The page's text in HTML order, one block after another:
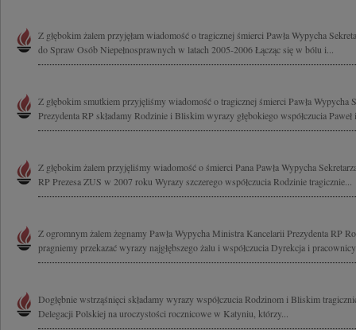
Z głębokim żalem przyjęłam wiadomość o tragicznej śmierci Pawła Wypycha
do Spraw Osób Niepełnosprawnych w latach 2005-2006 Łącząc się w bólu i...
Z głębokim smutkiem przyjęliśmy wiadomość o tragicznej śmierci Pawła Wypycha
Prezydenta RP składamy Rodzinie i Bliskim wyrazy głębokiego współczucia Paweł
Z głębokim żalem przyjęliśmy wiadomość o śmierci Pana Pawła Wypycha
RP Prezesa ZUS w 2007 roku Wyrazy szczerego współczucia Rodzinie tragicznie...
Z ogromnym żalem żegnamy Pawła Wypycha Ministra Kancelarii Prezydenta RP
pragniemy przekazać wyrazy najgłębszego żalu i współczucia Dyrekcja i
Dogłębnie wstrząśnięci składamy wyrazy współczucia Rodzinom i Bliskim
Delegacji Polskiej na uroczystości rocznicowe w Katyniu, którzy...